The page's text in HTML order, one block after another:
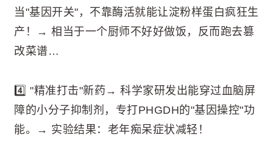
当"基因开关"，不靠酶活就能让淀粉样蛋白疯狂生
产！→ 相当于一个厨师不好好做饭，反而跑去篡
改菜谱…
4️⃣ "精准打击"新药→ 科学家研发出能穿过血脑屏
障的小分子抑制剂，专打PHGDH的"基因操控"功
能。→ 实验结果：老年痴呆症状减轻！